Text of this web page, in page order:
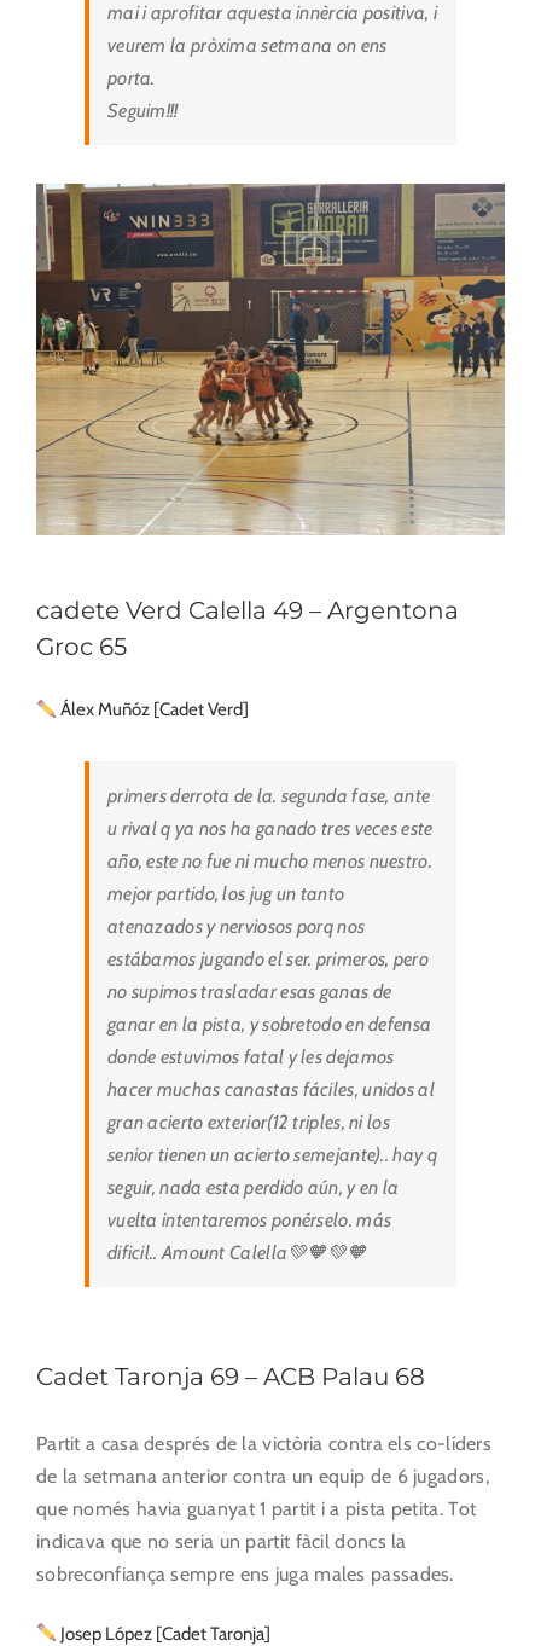
mai i aprofitar aquesta innèrcia positiva, i
veurem la pròxima setmana on ens
porta.
Seguim!!!
cadete Verd Calella 49 – Argentona
Groc 65
Álex Muñóz [Cadet Verd]
primers derrota de la. segunda fase, ante
u rival q ya nos ha ganado tres veces este
año, este no fue ni mucho menos nuestro.
mejor partido, los jug un tanto
atenazados y nerviosos porq nos
estábamos jugando el ser. primeros, pero
no supimos trasladar esas ganas de
ganar en la pista, y sobretodo en defensa
donde estuvimos fatal y les dejamos
hacer muchas canastas fáciles, unidos al
gran acierto exterior(12 triples, ni los
senior tienen un acierto semejante).. hay q
seguir, nada esta perdido aún, y en la
vuelta intentaremos ponérselo. más
dificil.. Amount Calella💚🧡💚🧡
Cadet Taronja 69 – ACB Palau 68
Partit a casa després de la victòria contra els co-líders
de la setmana anterior contra un equip de 6 jugadors,
que només havia guanyat 1 partit i a pista petita. Tot
indicava que no seria un partit fàcil doncs la
sobreconfiança sempre ens juga males passades.
Josep López [Cadet Taronja]